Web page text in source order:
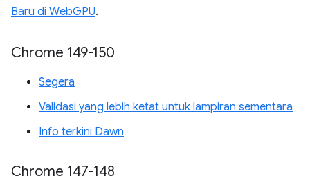
Baru di WebGPU.
Chrome 149-150
Segera
Validasi yang lebih ketat untuk lampiran sementara
Info terkini Dawn
Chrome 147-148